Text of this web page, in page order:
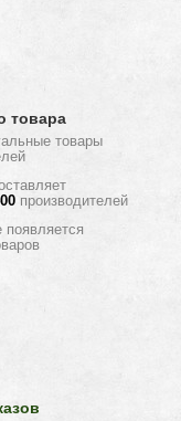
товара
товары
производителей